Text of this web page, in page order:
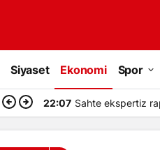
suç örgütüne operasyon:
32 tutuklama
Siyaset Ekonomi Spor
22:07 Sahte ekspertiz